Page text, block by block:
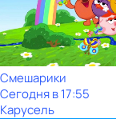
Смешарики
Сегодня в 17:55
Карусель